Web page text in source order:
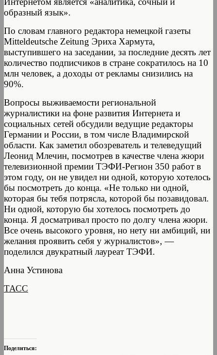
образный язык».
По словам главного редактора немецкой газеты
Mitteldeutsche Zeitung Эриха Хармута,
выступившего на заседании, за последние десять лет
количество подписчиков в стране сократилось на 10
млн человек, а доходы от рекламы снизились на
90%.
Вопросы выживаемости региональной
журналистики на фоне развития Интернета и
социальных сетей обсудили ведущие редакторы
Германии и России, в том числе Владимирской
области. Как заметил обозреватель и телеведущий
Леонид Млечин, посмотрев в качестве члена жюри
телевизионной премии ТЭФИ-Регион 350 работ в
этом году, он не увидел ни одной, которую хотелось
бы посмотреть до конца. «Не только ни одной,
которая бы тебя потрясла, которой бы позавидовал.
Ни одной, которую бы хотелось посмотреть до
конца. Я досматривал просто по долгу члена жюри.
Все очень высокого уровня, но нету ни амбиций, ни
желания проявить себя у журналистов», —
поделился двукратный лауреат ТЭФИ.
Анна Устинова
ТАСС
Поделиться: